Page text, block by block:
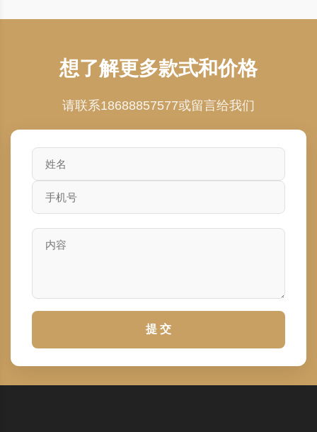
想了解更多款式和价格
请联系18688857577或留言给我们
提 交